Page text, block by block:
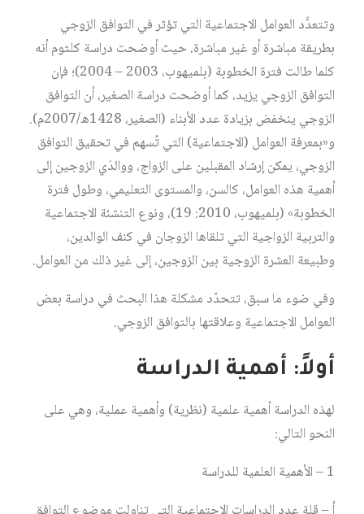
وتتعدَّد العوامل الاجتماعية التي تؤثر في التوافق الزوجي
بطريقة مباشرة أو غير مباشرة، حيث أوضحت دراسة كلثوم أنه
كلما طالت فترة الخطوبة (بلميهوب، 2003 – 2004)؛ فإن
التوافق الزوجي يزيد، كما أوضحت دراسة الصغير، أن التوافق
الزوجي ينخفض بزيادة عدد الأبناء (الصغير، 1428ه/2007م).
و«بمعرفة العوامل (الاجتماعية) التي تُسهم في تحقيق التوافق
الزوجي، يمكن إرشاد المقبلين على الزواج، ووالدَي الزوجين إلى
أهمية هذه العوامل، كالسن، والمستوى التعليمي، وطول فترة
الخطوبة» (بلميهوب، 2010: 19)، ونوع التنشئة الاجتماعية
والتربية الزواجية التي تلقاها الزوجان في كنف الوالدين،
وطبيعة العشرة الزوجية بين الزوجين، إلى غير ذلك من العوامل.
وفي ضوء ما سبق، تتحدّد مشكلة هذا البحث في دراسة بعض
العوامل الاجتماعية وعلاقتها بالتوافق الزوجي.
أولاً: أهمية الدراسة
لهذه الدراسة أهمية علمية (نظرية) وأهمية عملية، وهي على
النحو التالي:
1 – الأهمية العلمية للدراسة